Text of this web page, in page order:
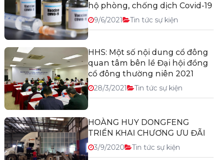
hộ phòng, chống dịch Covid-19
9/6/2021 Tin tức sự kiện
HHS: Một số nội dung cổ đông
quan tâm bên lề Đại hội đồng
cổ đông thường niên 2021
28/3/2021 Tin tức sự kiện
HOÀNG HUY DONGFENG
TRIỂN KHAI CHƯƠNG ƯU ĐÃI
3/9/2020 Tin tức sự kiện